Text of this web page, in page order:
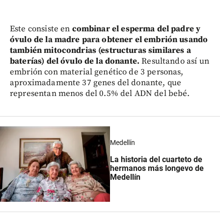
Este consiste en combinar el esperma del padre y
óvulo de la madre para obtener el embrión usando
también mitocondrias (estructuras similares a
baterías) del óvulo de la donante. Resultando así un
embrión con material genético de 3 personas,
aproximadamente 37 genes del donante, que
representan menos del 0.5% del ADN del bebé.
Medellín
La historia del cuarteto de
hermanos más longevo de
Medellín